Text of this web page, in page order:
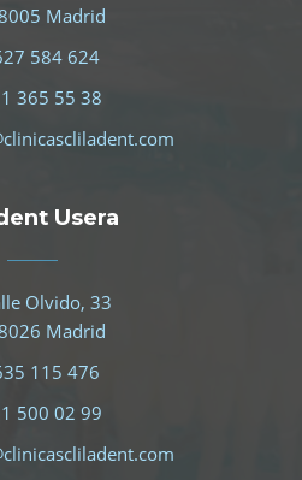
Madrid
584 624
365 55 38
Usera
Olvido, 33
Madrid
115 476
500 02 99